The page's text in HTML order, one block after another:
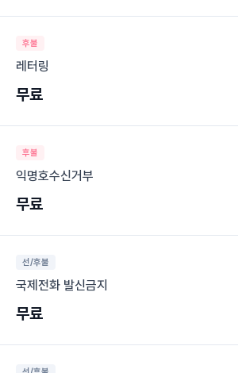
후불
레터링
무료
후불
익명호수신거부
무료
선/후불
국제전화 발신금지
무료